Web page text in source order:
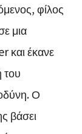
φίλος
μια
και έκανε
του
Ο
βάσει